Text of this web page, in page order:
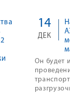
14
ДЕК
Он будет